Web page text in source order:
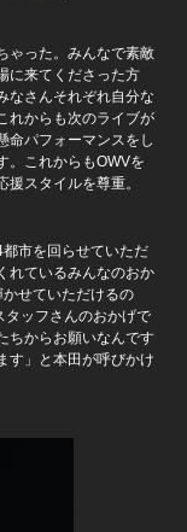
ゃった。みんなで素敵
に来てくださった方
なさんそれぞれ自分な
れからも次のライブが
命パフォーマンスをし
。これからもOWVを
スタイルを尊重。
市を回らせていただ
れているみんなのおか
せていただけるの
タッフさんのおかげで
ちからお願いなんです
す」と本田が呼びかけ